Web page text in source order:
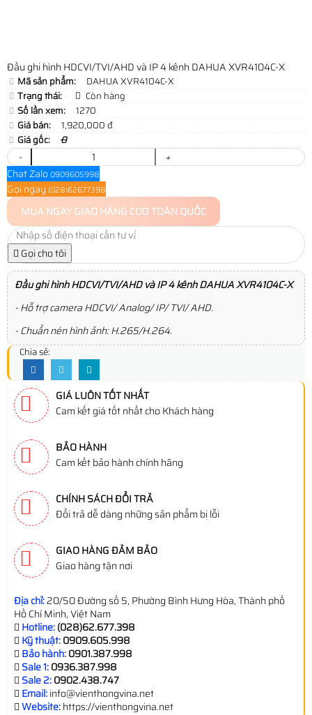
Đầu ghi hình HDCVI/TVI/AHD và IP 4 kênh DAHUA XVR4104C-X
Mã sản phẩm:
DAHUA XVR4104C-X
Trạng thái:
Còn hàng
Số lần xem:
1270
Giá bán:
1,920,000 đ
Giá gốc:
0
-
+
Chat Zalo 0909605998
Gọi ngay (028)62677398
MUA NGAYGIAO HÀNG COD TOÀN QUỐC
Gọi cho tôi
Đầu ghi hình HDCVI/TVI/AHD và IP 4 kênh DAHUA XVR4104C-X
- Hỗ trợ camera HDCVI/ Analog/ IP/ TVI/ AHD.
- Chuẩn nén hình ảnh: H.265/H.264.
Chia sẻ:
GIÁ LUÔN TỐT NHẤT
Cam kết giá tốt nhất cho Khách hàng
BẢO HÀNH
Cam kết bảo hành chính hãng
CHÍNH SÁCH ĐỔI TRẢ
Đổi trả dễ dàng những sản phẩm bị lỗi
GIAO HÀNG ĐẢM BẢO
Giao hàng tận nơi
Địa chỉ:20/50 Đường số 5, Phường Bình Hưng Hòa, Thành phố
Hồ Chí Minh, Việt Nam
Hotline:(028)62.677.398
Kỹ thuật:0909.605.998
Bảo hành:0901.387.998
Sale 1:0936.387.998
Sale 2:0902.438.747
Email:info@vienthongvina.net
Website:https://vienthongvina.net